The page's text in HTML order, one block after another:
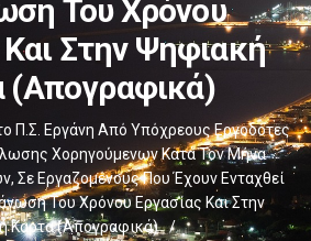
Του Χρόνου
Και Στην Ψηφιακή
(απογραφικά)
Π.Σ. Εργάνη Από Υπόχρεους Εργοδότες
Χορηγούμενων Κατά Τον Μήνα
Σε Εργαζομένους Που Έχουν Ενταχθεί
Του Χρόνου Εργασίας Και Στην
Κάρτα (απογραφικά)
/